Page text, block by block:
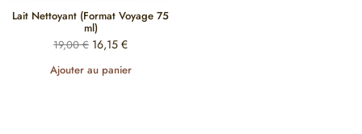
Lait Nettoyant (Format Voyage 75
ml)
19,00€ 16,15 €
Ajouter au panier